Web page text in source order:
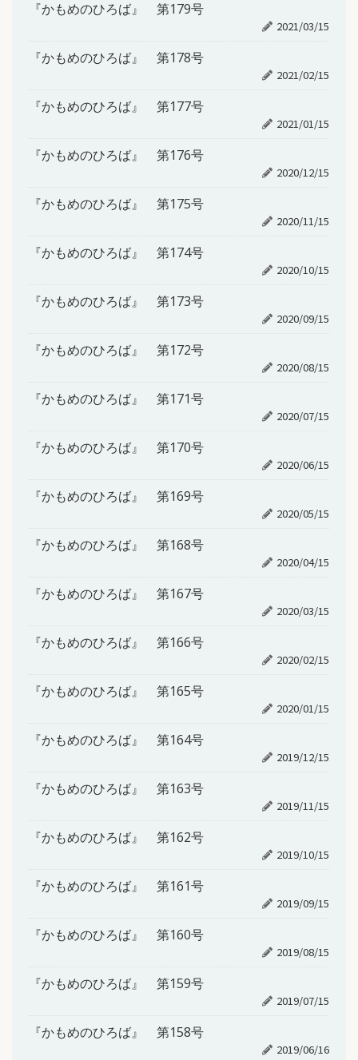
『かもめのひろば』 第179号
2021/03/15
『かもめのひろば』 第178号
2021/02/15
『かもめのひろば』 第177号
2021/01/15
『かもめのひろば』 第176号
2020/12/15
『かもめのひろば』 第175号
2020/11/15
『かもめのひろば』 第174号
2020/10/15
『かもめのひろば』 第173号
2020/09/15
『かもめのひろば』 第172号
2020/08/15
『かもめのひろば』 第171号
2020/07/15
『かもめのひろば』 第170号
2020/06/15
『かもめのひろば』 第169号
2020/05/15
『かもめのひろば』 第168号
2020/04/15
『かもめのひろば』 第167号
2020/03/15
『かもめのひろば』 第166号
2020/02/15
『かもめのひろば』 第165号
2020/01/15
『かもめのひろば』 第164号
2019/12/15
『かもめのひろば』 第163号
2019/11/15
『かもめのひろば』 第162号
2019/10/15
『かもめのひろば』 第161号
2019/09/15
『かもめのひろば』 第160号
2019/08/15
『かもめのひろば』 第159号
2019/07/15
『かもめのひろば』 第158号
2019/06/16